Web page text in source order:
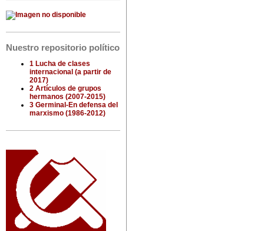
Nuestro repositorio político
1 Lucha de clases
internacional (a partir de
2017)
2 Artículos de grupos
hermanos (2007-2015)
3 Germinal-En defensa del
marxismo (1986-2012)